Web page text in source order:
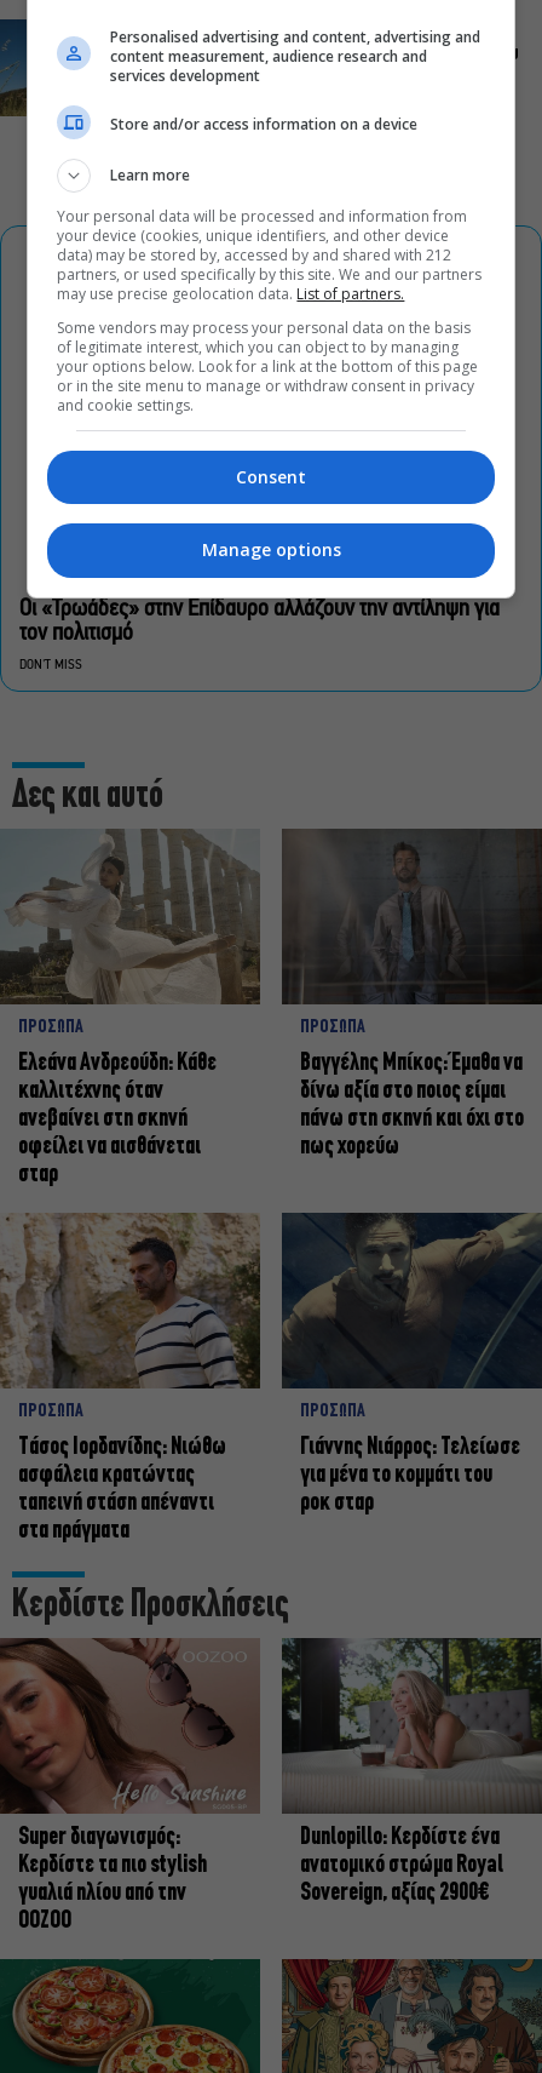
«Δυο μαύρα πουκάμισα»: Το πρώτο trailer της
νέας, πολυαναμενόμενης δραματικής σειράς του
MEGA
Οι «Τρωάδες» στην Επίδαυρο αλλάζουν την αντίληψη για
τον πολιτισμό
DON'T MISS
Δες και αυτό
ΠΡΟΣΩΠΑ
Ελεάνα Ανδρεούδη: Κάθε
καλλιτέχνης όταν
ανεβαίνει στη σκηνή
οφείλει να αισθάνεται
σταρ
ΠΡΟΣΩΠΑ
Βαγγέλης Μπίκος: Έμαθα να
δίνω αξία στο ποιος είμαι
πάνω στη σκηνή και όχι στο
πως χορεύω
ΠΡΟΣΩΠΑ
Tάσος Ιορδανίδης: Νιώθω
ασφάλεια κρατώντας
ταπεινή στάση απέναντι
στα πράγματα
ΠΡΟΣΩΠΑ
Γιάννης Νιάρρος: Τελείωσε
για μένα το κομμάτι του
ροκ σταρ
Κερδίστε Προσκλήσεις
Super διαγωνισμός:
Κερδίστε τα πιο stylish
γυαλιά ηλίου από την
OOZOO
Dunlopillo: Κερδίστε ένα
ανατομικό στρώμα Royal
Sovereign, αξίας 2900€
Personalised advertising and content, advertising and
content measurement, audience research and
services development
Store and/or access information on a device
Learn more
Your personal data will be processed and information from
your device (cookies, unique identifiers, and other device
data) may be stored by, accessed by and shared with 212
partners, or used specifically by this site. We and our partners
may use precise geolocation data. List of partners.
Some vendors may process your personal data on the basis
of legitimate interest, which you can object to by managing
your options below. Look for a link at the bottom of this page
or in the site menu to manage or withdraw consent in privacy
and cookie settings.
Consent
Manage options